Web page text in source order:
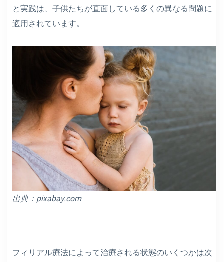
と実践は、子供たちが直面している多くの異なる問題に
適用されています。
出典：pixabay.com
フィリアル療法によって治療される状態のいくつかは次